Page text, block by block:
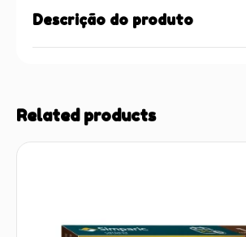
Descrição do produto
Related products